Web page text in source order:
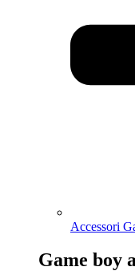
Accessori
Game boy